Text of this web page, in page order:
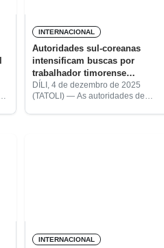
INTERNACIONAL
Autoridades sul-coreanas
intensificam buscas por
trabalhador timorense
desaparecido
DÍLI, 4 de dezembro de 2025
(TATOLI) — As autoridades de
INTERNACIONAL